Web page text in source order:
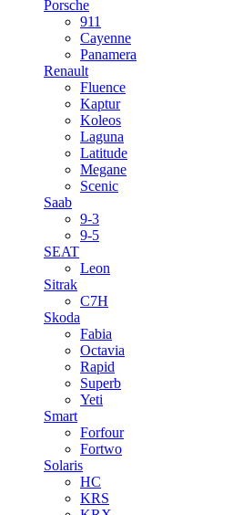
Porsche
911
Cayenne
Panamera
Renault
Fluence
Kaptur
Koleos
Laguna
Latitude
Megane
Scenic
Saab
9-3
9-5
SEAT
Leon
Sitrak
C7H
Skoda
Fabia
Octavia
Rapid
Superb
Yeti
Smart
Forfour
Fortwo
Solaris
HC
KRS